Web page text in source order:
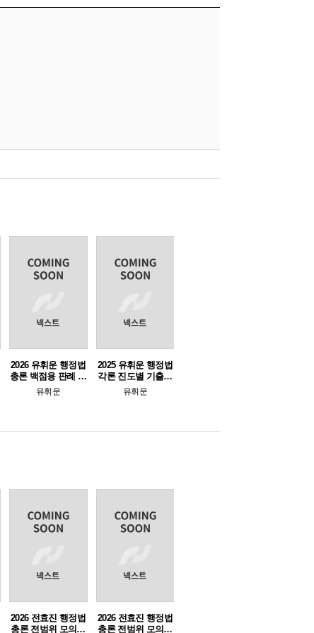
2026 유휘운 행정법
총론 백점용 판례 플
러스(백플)
유휘운
2025 유휘운 행정법
각론 진도별 기출문
제집 (각론 진.출.)(e-
교재만 판매)
유휘운
2026 전효진 행정법
총론 전범위 모의고
2026 전효진 행정법
총론 전범위 모의고